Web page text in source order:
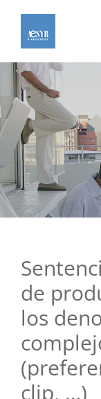
contenido
de
los
clip, …)